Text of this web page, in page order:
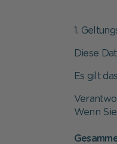
1.
Diese
Es gilt
Wenn